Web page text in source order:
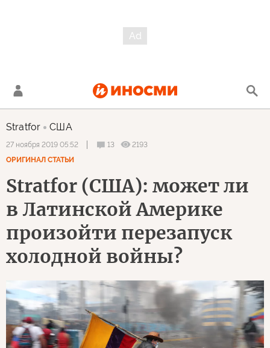
Stratfor США
27 ноября 2019 05:52 13
2193
ОРИГИНАЛ СТАТЬИ
Stratfor (США): может ли
в Латинской Америке
произойти перезапуск
холодной войны?